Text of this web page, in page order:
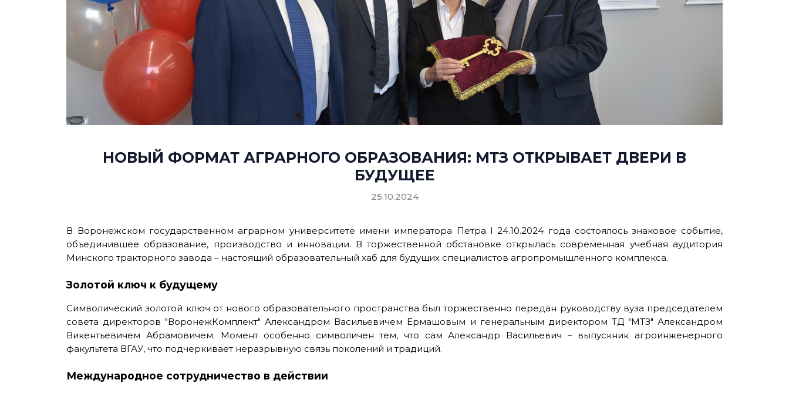
НОВЫЙ ФОРМАТ АГРАРНОГО ОБРАЗОВАНИЯ: МТЗ ОТКРЫВАЕТ ДВЕРИ В
БУДУЩЕЕ
25.10.2024
В Воронежском государственном аграрном университете имени императора Петра I 24.10.2024 года состоялось знаковое событие,
объединившее образование, производство и инновации. В торжественной обстановке открылась современная учебная аудитория
Минского тракторного завода – настоящий образовательный хаб для будущих специалистов агропромышленного комплекса.
Золотой ключ к будущему
Символический золотой ключ от нового образовательного пространства был торжественно передан руководству вуза председателем
совета директоров "ВоронежКомплект" Александром Васильевичем Ермашовым и генеральным директором ТД "МТЗ" Александром
Викентьевичем Абрамовичем. Момент особенно символичен тем, что сам Александр Васильевич – выпускник агроинженерного
факультета ВГАУ, что подчеркивает неразрывную связь поколений и традиций.
Международное сотрудничество в действии